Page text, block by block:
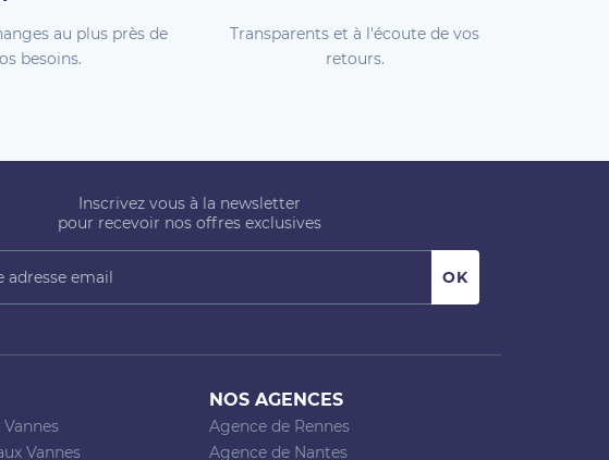
au plus près de
besoins.
Transparents et à l'écoute de vos
retours.
Inscrivez vous à la newsletter
pour recevoir nos offres exclusives
Vannes
NOS AGENCES
Agence de Rennes
Agence de Nantes